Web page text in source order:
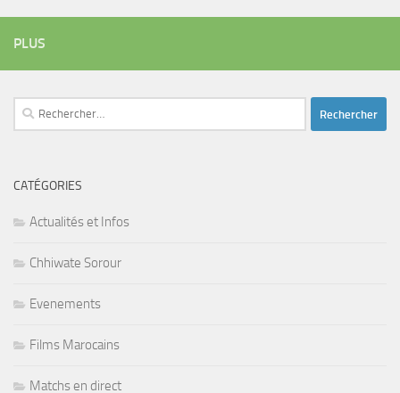
PLUS
Rechercher :
CATÉGORIES
Actualités et Infos
Chhiwate Sorour
Evenements
Films Marocains
Matchs en direct